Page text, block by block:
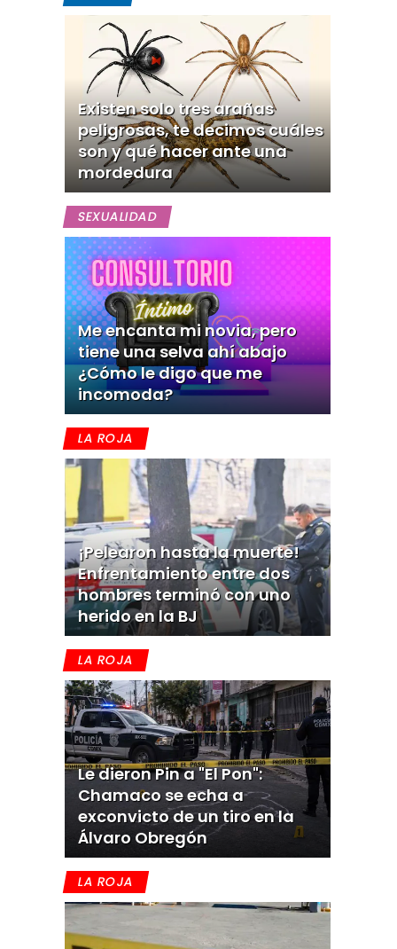
Existen solo tres arañas
peligrosas, te decimos cuáles
son y qué hacer ante una
mordedura
SEXUALIDAD
Me encanta mi novia, pero
tiene una selva ahí abajo
¿Cómo le digo que me
incomoda?
LA ROJA
¡Pelearon hasta la muerte!
Enfrentamiento entre dos
hombres terminó con uno
herido en la BJ
LA ROJA
Le dieron Pin a "El Pon":
Chamaco se echa a
exconvicto de un tiro en la
Álvaro Obregón
LA ROJA